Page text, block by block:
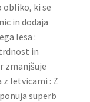
obliko, ki se
in dodaja
lesa :
in
zmanjšuje
z letvicami : Z
superb